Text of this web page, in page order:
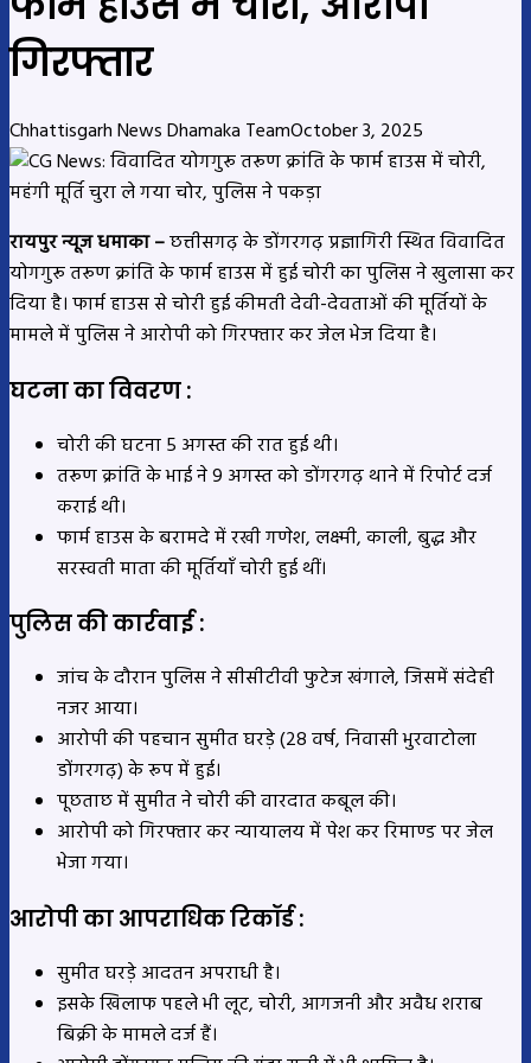
गिरफ्तार
Chhattisgarh News Dhamaka TeamOctober 3, 2025
रायपुर न्यूज धमाका –छत्तीसगढ़ के डोंगरगढ़ प्रज्ञागिरी स्थित विवादित
योगगुरू तरूण क्रांति के फार्म हाउस में हुई चोरी का पुलिस ने खुलासा कर
दिया है। फार्म हाउस से चोरी हुई कीमती देवी-देवताओं की मूर्तियों के
मामले में पुलिस ने आरोपी को गिरफ्तार कर जेल भेज दिया है।
घटना का विवरण :
चोरी की घटना 5 अगस्त की रात हुई थी।
तरूण क्रांति के भाई ने 9 अगस्त को डोंगरगढ़ थाने में रिपोर्ट दर्ज
कराई थी।
फार्म हाउस के बरामदे में रखी गणेश, लक्ष्मी, काली, बुद्ध और
सरस्वती माता की मूर्तियाँ चोरी हुई थीं।
पुलिस की कार्रवाई :
जांच के दौरान पुलिस ने सीसीटीवी फुटेज खंगाले, जिसमें संदेही
नजर आया।
आरोपी की पहचान सुमीत घरड़े (28 वर्ष, निवासी भुरवाटोला
डोंगरगढ़) के रूप में हुई।
पूछताछ में सुमीत ने चोरी की वारदात कबूल की।
आरोपी को गिरफ्तार कर न्यायालय में पेश कर रिमाण्ड पर जेल
भेजा गया।
आरोपी का आपराधिक रिकॉर्ड :
सुमीत घरड़े आदतन अपराधी है।
इसके खिलाफ पहले भी लूट, चोरी, आगजनी और अवैध शराब
बिक्री के मामले दर्ज हैं।